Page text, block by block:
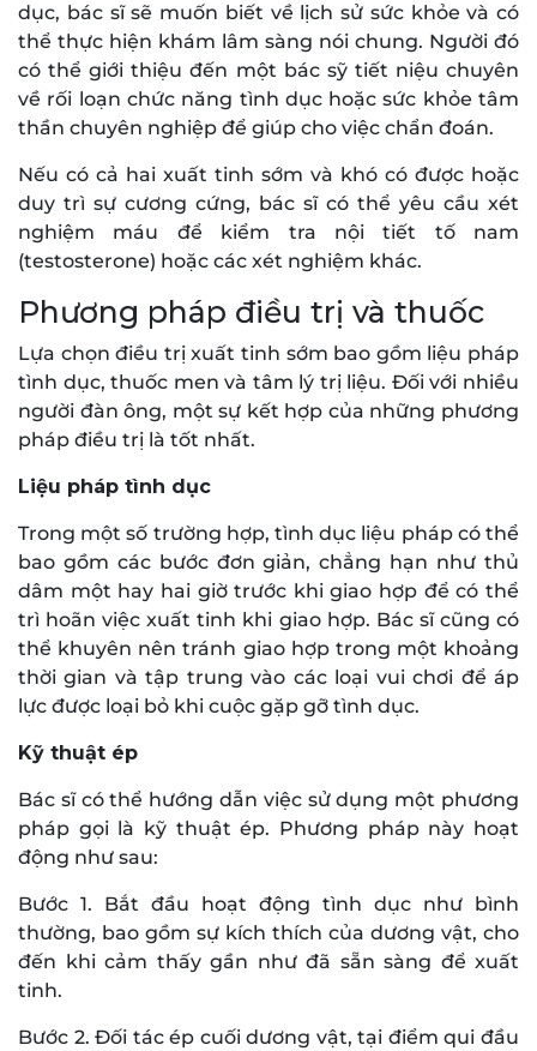
dục, bác sĩ sẽ muốn biết về lịch sử sức khỏe và có
thể thực hiện khám lâm sàng nói chung. Người đó
có thể giới thiệu đến một bác sỹ tiết niệu chuyên
về rối loạn chức năng tình dục hoặc sức khỏe tâm
thần chuyên nghiệp để giúp cho việc chẩn đoán.
Nếu có cả hai xuất tinh sớm và khó có được hoặc
duy trì sự cương cứng, bác sĩ có thể yêu cầu xét
nghiệm máu để kiểm tra nội tiết tố nam
(testosterone) hoặc các xét nghiệm khác.
Phương pháp điều trị và thuốc
Lựa chọn điều trị xuất tinh sớm bao gồm liệu pháp
tình dục, thuốc men và tâm lý trị liệu. Đối với nhiều
người đàn ông, một sự kết hợp của những phương
pháp điều trị là tốt nhất.
Liệu pháp tình dục
Trong một số trường hợp, tình dục liệu pháp có thể
bao gồm các bước đơn giản, chẳng hạn như thủ
dâm một hay hai giờ trước khi giao hợp để có thể
trì hoãn việc xuất tinh khi giao hợp. Bác sĩ cũng có
thể khuyên nên tránh giao hợp trong một khoảng
thời gian và tập trung vào các loại vui chơi để áp
lực được loại bỏ khi cuộc gặp gỡ tình dục.
Kỹ thuật ép
Bác sĩ có thể hướng dẫn việc sử dụng một phương
pháp gọi là kỹ thuật ép. Phương pháp này hoạt
động như sau:
Bước 1. Bắt đầu hoạt động tình dục như bình
thường, bao gồm sự kích thích của dương vật, cho
đến khi cảm thấy gần như đã sẵn sàng để xuất
tinh.
Bước 2. Đối tác ép cuối dương vật, tại điểm qui đầu